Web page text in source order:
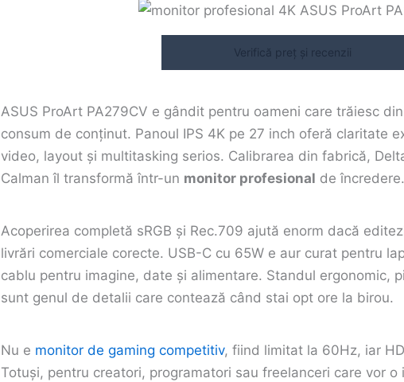
Verifică preț și recenzii
ASUS ProArt PA279CV e gândit pentru oameni care trăiesc
consum de conținut. Panoul IPS 4K pe 27 inch oferă claritate
video, layout și multitasking serios. Calibrarea din fabrică,
Calman îl transformă într-un monitor profesional de încredere.
Acoperirea completă sRGB și Rec.709 ajută enorm dacă
livrări comerciale corecte. USB-C cu 65W e aur curat pentru
cablu pentru imagine, date și alimentare. Standul ergonomic,
sunt genul de detalii care contează când stai opt ore la birou.
Nu e monitor de gaming competitiv, fiind limitat la 60Hz, iar
Totuși, pentru creatori, programatori sau freelanceri care vor